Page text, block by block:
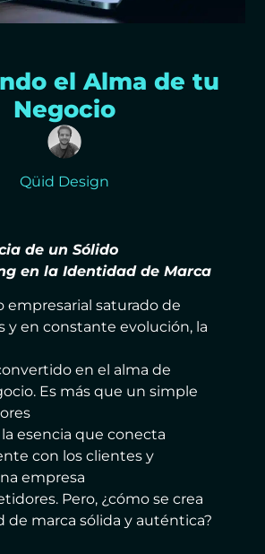
el Alma de tu
Negocio
Qüid Design
de un Sólido
en la Identidad de Marca
empresarial saturado de
y en constante evolución, la
en el alma de
Es más que un simple
esencia que conecta
con los clientes y
empresa
Pero, ¿cómo se crea
de marca sólida y auténtica?